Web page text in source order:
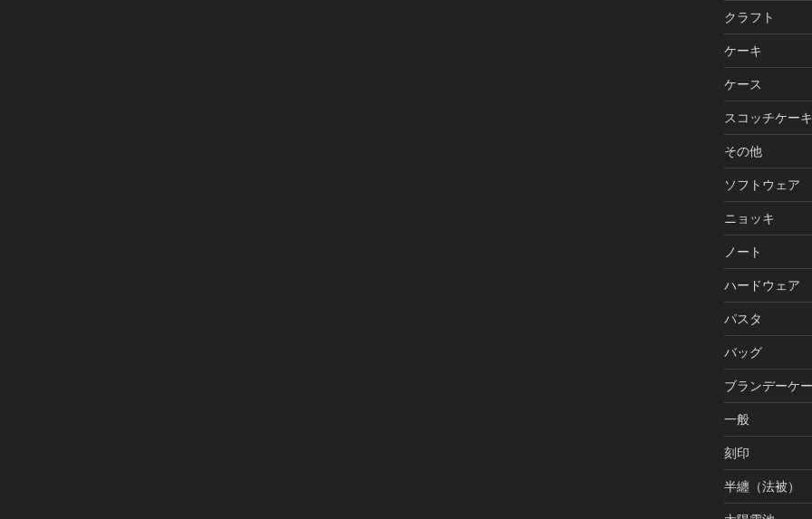
クラフト
ケーキ
ケース
スコッチケーキ
その他
ソフトウェア
ニョッキ
ノート
ハードウェア
パスタ
バッグ
ブランデーケ
一般
刻印
半纏（法被）